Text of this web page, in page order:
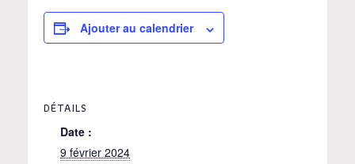
Ajouter au calendrier
DÉTAILS
Date :
9 février 2024